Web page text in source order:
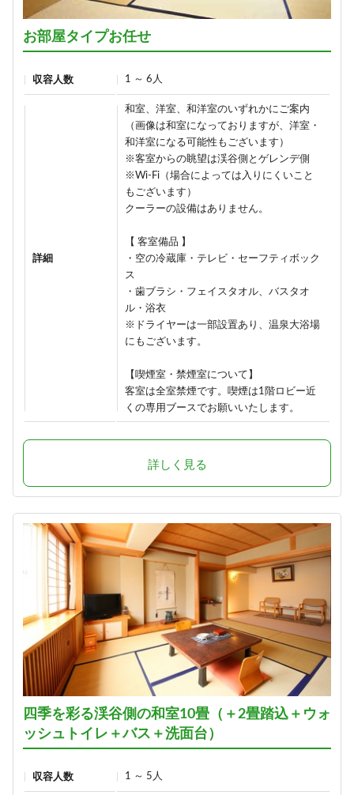
お部屋タイプお任せ
収容人数 1 ～ 6人
詳細
和室、洋室、和洋室のいずれかにご案内
（画像は和室になっておりますが、洋室・
和洋室になる可能性もございます）
※客室からの眺望は渓谷側とゲレンデ側
※Wi-Fi（場合によっては入りにくいこと
もございます）
クーラーの設備はありません。
【 客室備品 】
・空の冷蔵庫・テレビ・セーフティボック
ス
・歯ブラシ・フェイスタオル、バスタオ
ル・浴衣
※ドライヤーは一部設置あり、温泉大浴場
にもございます。
【喫煙室・禁煙室について】
客室は全室禁煙です。喫煙は1階ロビー近
くの専用ブースでお願いいたします。
詳しく見る
四季を彩る渓谷側の和室10畳（＋2畳踏込＋ウォ
ッシュトイレ＋バス＋洗面台）
収容人数 1 ～ 5人